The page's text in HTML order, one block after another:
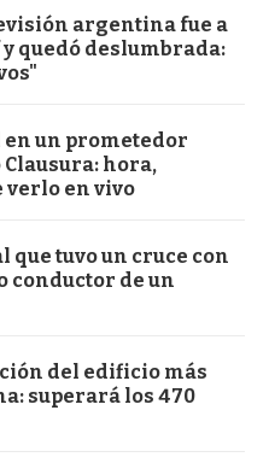
argentina fue a
quedó deslumbrada:
en un prometedor
hora,
verlo en vivo
que tuvo un cruce con
conductor de un
del edificio más
superará los 470